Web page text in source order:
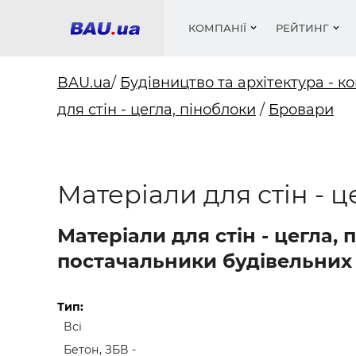
КОМПАНІЇ
Фарби,
РЕЙТИНГ
Фарби,
BAU.ua/ Будівництво та архітектура -
для стін - цегла, піноблоки / Бровари
Матеріали для стін -
Матеріали для стін -
постачальники будівельних
Тип:
Всі
Бетон, ЗБВ -